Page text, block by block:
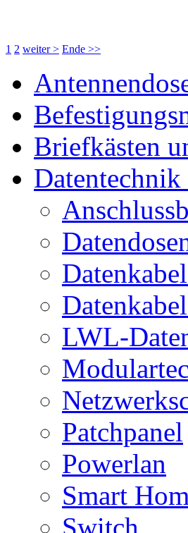
1 2 weiter > Ende >>
Briefkästen
LWL-
Patchpanel
Powerlan
Smart
Switch